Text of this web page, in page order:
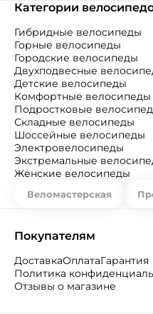
Категории
Гибридные велосипеды
Горные велосипеды
Городские велосипеды
Двухподвесные
Детские велосипеды
Комфортные велосипеды
Подростковые
Складные велосипеды
Шоссейные велосипеды
Электровелосипеды
Экстремальные
Женские велосипеды
Веломастерская
Покупателям
ДоставкаОплатаГарантия
Политика
Отзывы о магазине